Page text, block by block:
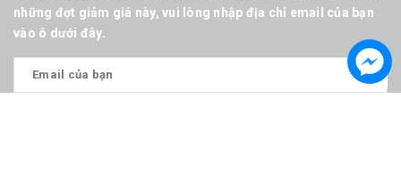
những đợt giảm giá này, vui lòng nhập địa chỉ email của bạn
vào ô dưới đây.